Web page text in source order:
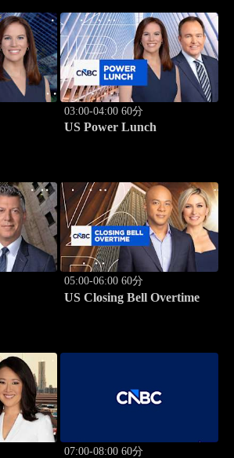
03:00-04:00 60分
US Power Lunch
05:00-06:00 60分
US Closing Bell Overtime
07:00-08:00 60分